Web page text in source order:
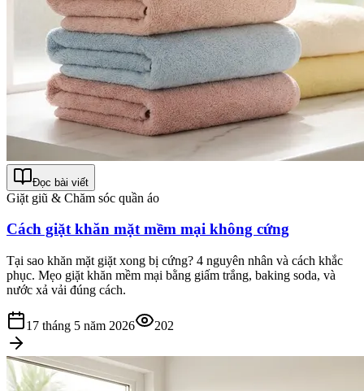
Đọc bài viết
Giặt giũ & Chăm sóc quần áo
Cách giặt khăn mặt mềm mại không cứng
Tại sao khăn mặt giặt xong bị cứng? 4 nguyên nhân và cách khắc
phục. Mẹo giặt khăn mềm mại bằng giấm trắng, baking soda, và
nước xả vải đúng cách.
17 tháng 5 năm 2026 202